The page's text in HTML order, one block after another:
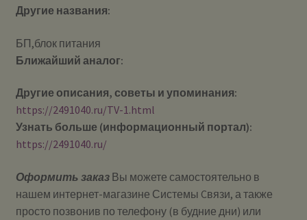
Другие названия:
БП,блок питания
Ближайший аналог:
Другие описания, советы и упоминания:
https://2491040.ru/TV-1.html
Узнать больше (информационный портал):
https://2491040.ru/
Оформить заказВы можете самостоятельно в
нашем интернет-магазине Системы Cвязи, а также
просто позвонив по телефону (в будние дни) или